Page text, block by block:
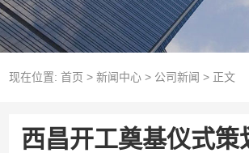
现在位置: 首页 > 新闻中心> 公司新闻 > 正文
西昌开工奠基仪式策